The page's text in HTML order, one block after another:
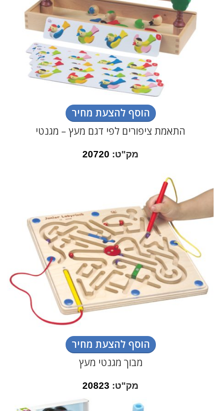
הוסף להצעת מחיר
התאמת ציפורים לפי דגם מעץ – מגנטי
מק"ט: 20720
הוסף להצעת מחיר
מבוך מגנטי מעץ
מק"ט: 20823